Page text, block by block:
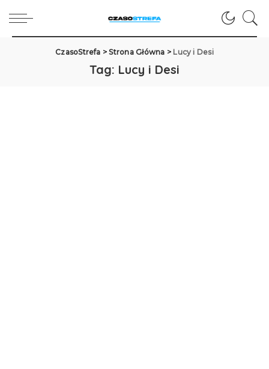
CzasoStrefa >Strona Główna > Lucy i Desi
Tag: Lucy i Desi